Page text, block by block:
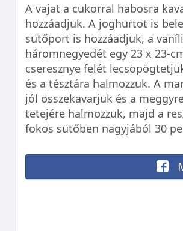
A vajat a cukorral habosra
hozzáadjuk. A joghurtot is
sütőport is hozzáadjuk, a
háromnegyedét egy 23 x 23-
cseresznye felét
és a tésztára halmozzuk. A
jól összekavarjuk és a
tetejére halmozzuk, majd a
fokos sütőben nagyjából 30